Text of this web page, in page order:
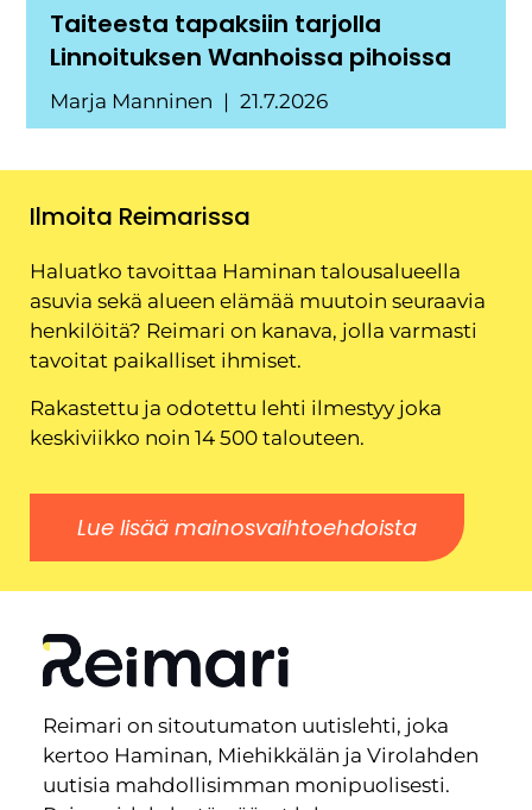
Taiteesta tapaksiin tarjolla
Linnoituksen Wanhoissa pihoissa
Marja Manninen 21.7.2026
Ilmoita Reimarissa
Haluatko tavoittaa Haminan talousalueella
asuvia sekä alueen elämää muutoin seuraavia
henkilöitä? Reimari on kanava, jolla varmasti
tavoitat paikalliset ihmiset.
Rakastettu ja odotettu lehti ilmestyy joka
keskiviikko noin 14 500 talouteen.
Lue lisää mainosvaihtoehdoista
Reimari on sitoutumaton uutislehti, joka
kertoo Haminan, Miehikkälän ja Virolahden
uutisia mahdollisimman monipuolisesti.